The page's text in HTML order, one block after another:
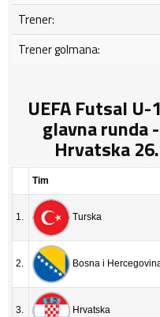
Trener:
Trener golmana:
UEFA Futsal
glavna runda
Hrvatska
Tim
1. Turska
2. Bosna i
3. Hrvatska